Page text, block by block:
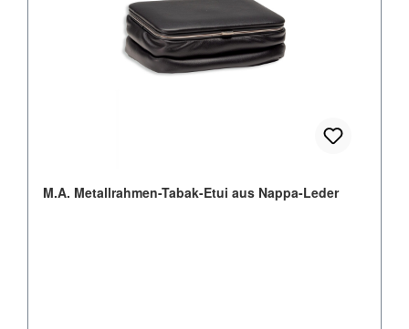
M.A. Metallrahmen-Tabak-Etui aus Nappa-Leder